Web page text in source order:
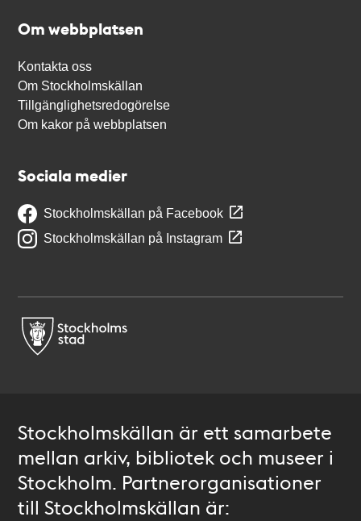
Om webbplatsen
Kontakta oss
Om Stockholmskällan
Tillgänglighetsredogörelse
Om kakor på webbplatsen
Sociala medier
Stockholmskällan på Facebook
Stockholmskällan på Instagram
Stockholmskällan är ett samarbete
mellan arkiv, bibliotek och museer i
Stockholm. Partnerorganisationer
till Stockholmskällan är: